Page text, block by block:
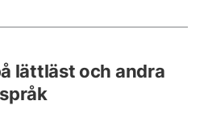
lättläst och andra
språk